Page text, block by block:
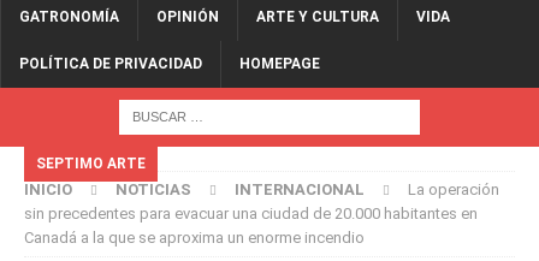
GATRONOMÍA OPINIÓN ARTE Y CULTURA VIDA
POLÍTICA DE PRIVACIDAD HOMEPAGE
INICIO NOTICIAS INTERNACIONAL
La operación
sin precedentes para evacuar una ciudad de 20.000 habitantes en
Canadá a la que se aproxima un enorme incendio
SEPTIMO ARTE